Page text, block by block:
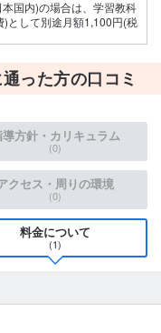
国内)の場合は、学習教科
として別途月額1,100円(税
った方の口コミ
方針・カリキュラム
(0)
クセス・周りの環境
(0)
料金について
(1)